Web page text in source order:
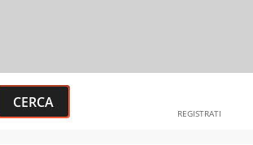
REGISTRATI